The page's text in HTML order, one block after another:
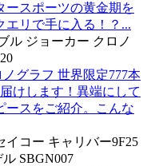
ースポーツの黄金期を
エリで手に入る！？...
グラフ 世界限定777本
けします！異端にして
ースをご紹介。こんな